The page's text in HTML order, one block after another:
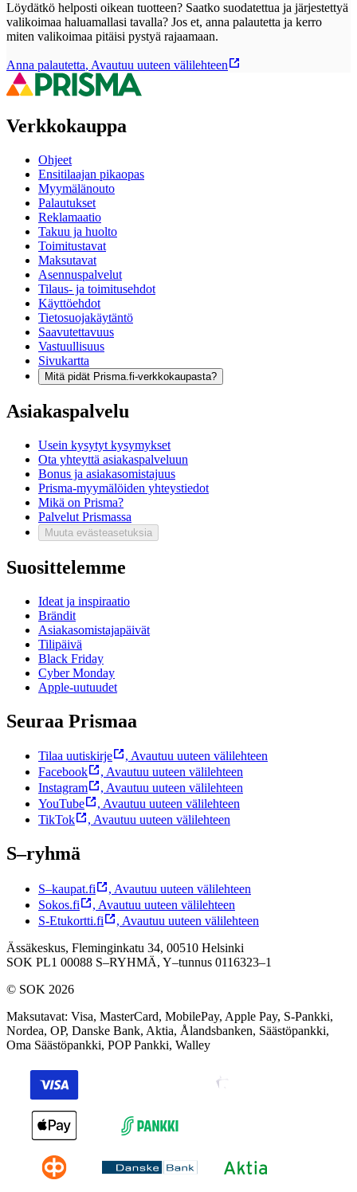
Löydätkö helposti oikean tuotteen? Saatko suodatettua ja järjestettyä
valikoimaa haluamallasi tavalla? Jos et, anna palautetta ja kerro
miten valikoimaa pitäisi pystyä rajaamaan.
Anna palautetta, Avautuu uuteen välilehteen
Verkkokauppa
Ohjeet
Ensitilaajan pikaopas
Myymälänouto
Palautukset
Reklamaatio
Takuu ja huolto
Toimitustavat
Maksutavat
Asennuspalvelut
Tilaus- ja toimitusehdot
Käyttöehdot
Tietosuojakäytäntö
Saavutettavuus
Vastuullisuus
Sivukartta
Mitä pidät Prisma.fi-verkkokaupasta?
Asiakaspalvelu
Usein kysytyt kysymykset
Ota yhteyttä asiakaspalveluun
Bonus ja asiakasomistajuus
Prisma-myymälöiden yhteystiedot
Mikä on Prisma?
Palvelut Prismassa
Muuta evästeasetuksia
Suosittelemme
Ideat ja inspiraatio
Brändit
Asiakasomistajapäivät
Tilipäivä
Black Friday
Cyber Monday
Apple-uutuudet
Seuraa Prismaa
Tilaa uutiskirje , Avautuu uuteen välilehteen
Facebook
, Avautuu uuteen välilehteen
Instagram
, Avautuu uuteen välilehteen
YouTube
, Avautuu uuteen välilehteen
TikTok
, Avautuu uuteen välilehteen
S–ryhmä
S–kaupat.fi , Avautuu uuteen välilehteen
Sokos.fi
, Avautuu uuteen välilehteen
S-Etukortti.fi
, Avautuu uuteen välilehteen
Ässäkeskus, Fleminginkatu 34, 00510 Helsinki
SOK PL1 00088 S–RYHMÄ, Y–tunnus 0116323–1
© SOK 2026
Maksutavat: Visa, MasterCard, MobilePay, Apple Pay, S-Pankki,
Nordea, OP, Danske Bank, Aktia, Ålandsbanken, Säästöpankki,
Oma Säästöpankki, POP Pankki, Walley